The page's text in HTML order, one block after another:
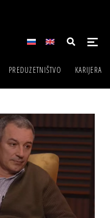
PREDUZETNIŠTVO KARIJERA